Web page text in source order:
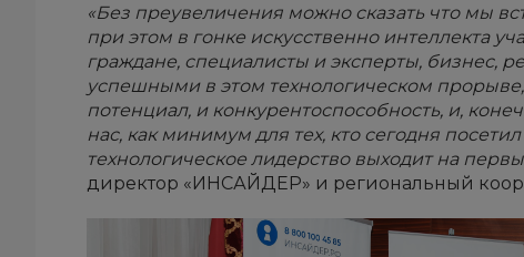
«Без преувеличения можно сказать что мы
при этом в гонке искусственно интеллекта
граждане, специалисты и эксперты, бизнес,
успешными в этом технологическом
потенциал, и конкурентоспособность, и,
нас, как минимум для тех, кто сегодня
технологическое лидерство выходит на
директор «ИНСАЙДЕР» и региональный